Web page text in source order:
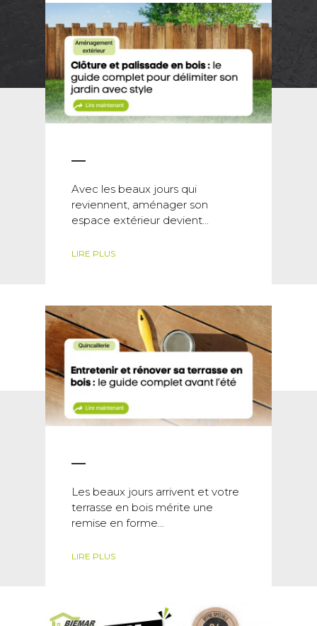
Avec les beaux jours qui
reviennent, aménager son
espace extérieur devient...
LIRE PLUS
Les beaux jours arrivent et votre
terrasse en bois mérite une
remise en forme...
LIRE PLUS